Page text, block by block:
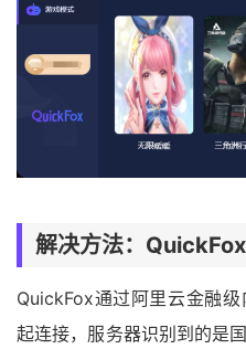
解决方法：
QuickFox通过阿里云金融
起连接，服务器识别到的是